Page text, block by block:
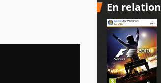
En relation